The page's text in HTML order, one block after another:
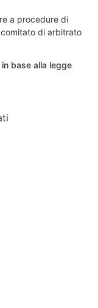
a procedure di
di arbitrato
base alla legge